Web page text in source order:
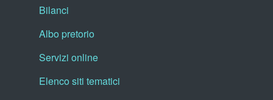
Bilanci
Albo pretorio
Servizi online
Elenco siti tematici